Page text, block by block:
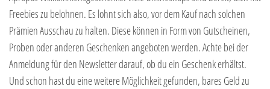
Freebies zu belohnen. Es lohnt sich also, vor dem Kauf nach solchen
Prämien Ausschau zu halten. Diese können in Form von Gutscheinen,
Proben oder anderen Geschenken angeboten werden. Achte bei der
Anmeldung für den Newsletter darauf, ob du ein Geschenk erhältst.
Und schon hast du eine weitere Möglichkeit gefunden, bares Geld zu